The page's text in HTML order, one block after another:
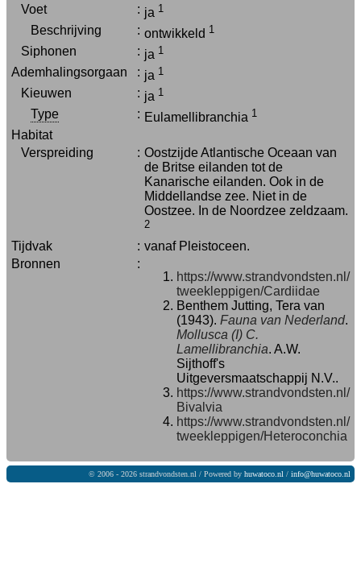
Voet : ja 1
Beschrijving : ontwikkeld 1
Siphonen : ja 1
Ademhalingsorgaan : ja 1
Kieuwen : ja 1
Type : Eulamellibranchia 1
Habitat
Verspreiding
: Oostzijde Atlantische Oceaan van
de Britse eilanden tot de
Kanarische eilanden. Ook in de
Middellandse zee. Niet in de
Oostzee. In de Noordzee zeldzaam.
2
Tijdvak : vanaf Pleistoceen.
Bronnen
:
https://www.strandvondsten.nl/
tweekleppigen/Cardiidae
Benthem Jutting, Tera van
(1943). Fauna van Nederland.
Mollusca (I) C.
Lamellibranchia. A.W.
Sijthoff's
Uitgeversmaatschappij N.V..
https://www.strandvondsten.nl/
Bivalvia
https://www.strandvondsten.nl/
tweekleppigen/Heteroconchia
© 2006 - 2026 strandvondsten.nl / Powered by huwatoco.nl / info@huwatoco.nl